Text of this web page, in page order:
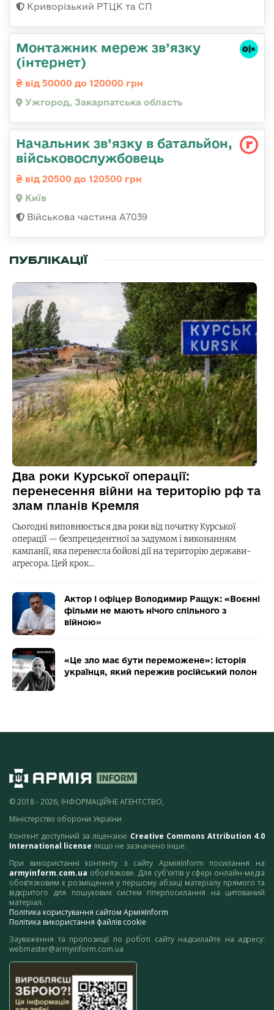
Криворізький РТЦК та СП
Монтажник мереж зв’язку
(інтернет)
від 50000 до 120000 грн
Ужгород, Закарпатська область
Начальник зв’язку в батальйон,
військовослужбовець
від 20500 до 120500 грн
Київ
Військова частина А7039
ПУБЛІКАЦІЇ
Два роки Курської операції:
перенесення війни на територію рф та
злам планів Кремля
Сьогодні виповнюється два роки від початку Курської
операції — безпрецедентної за задумом і виконанням
кампанії, яка перенесла бойові дії на територію держави-
агресора. Цей крок…
Актор і офіцер Володимир Ращук: «Воєнні
фільми не мають нічого спільного з
війною»
«Це зло має бути переможене»: історія
українця, який пережив російський полон
© 2018 - 2026, ІНФОРМАЦІЙНЕ АГЕНТСТВО,
Міністерство оборони України
Контент доступний за ліцензією Creative Commons Attribution 4.0
International license якщо не зазначено інше.
При використанні контенту з сайту АрміяInform посилання на
armyinform.com.ua обов’язкове. Для суб’єктів у сфері онлайн-медіа
обов’язковим є розміщення у першому абзаці матеріалу прямого та
відкритого для пошукових систем гіперпосилання на цитований
матеріал.
Політика користування сайтом АрміяInform
Політика використання файлів cookie
Зауваження та пропозиції по роботі сайту надсилайте на адресу:
webmaster@armyinform.com.ua